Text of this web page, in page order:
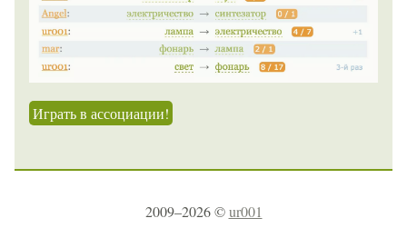
Играть в ассоциации!
2009–2026 ©ur001